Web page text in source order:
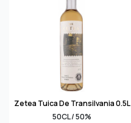
Zetea Tuica De Transilvania 0.5L
50CL / 50%